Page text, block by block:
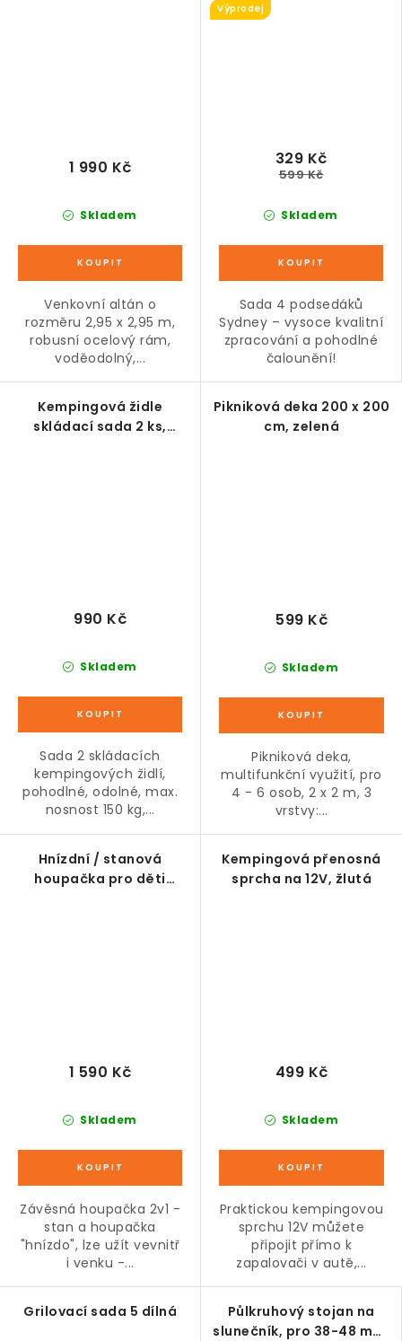
Skladem
1 990 Kč
Venkovní altán o
rozměru 2,95 x 2,95 m,
robusní ocelový rám,
voděodolný,...
Výprodej
Skladem
329 Kč
599 Kč
Sada 4 podsedáků
Sydney – vysoce kvalitní
zpracování a pohodlné
čalounění!
Kempingová židle
skládací sada 2 ks,
Skladem
990 Kč
Sada 2 skládacích
kempingových židlí,
pohodlné, odolné, max.
nosnost 150 kg,...
Pikniková deka 200 x 200
cm, zelená
Skladem
599 Kč
Pikniková deka,
multifunkční využití, pro
4 - 6 osob, 2 x 2 m, 3
vrstvy:...
Hnízdní / stanová
houpačka pro děti
Skladem
1 590 Kč
Závěsná houpačka 2v1 -
stan a houpačka
"hnízdo", lze užít vevnitř
i venku -...
Kempingová přenosná
sprcha na 12V, žlutá
Skladem
499 Kč
Praktickou kempingovou
sprchu 12V můžete
připojit přímo k
zapalovači v autě,...
Grilovací sada 5 dílná
Půlkruhový stojan na
slunečník, pro 38-48 mm,